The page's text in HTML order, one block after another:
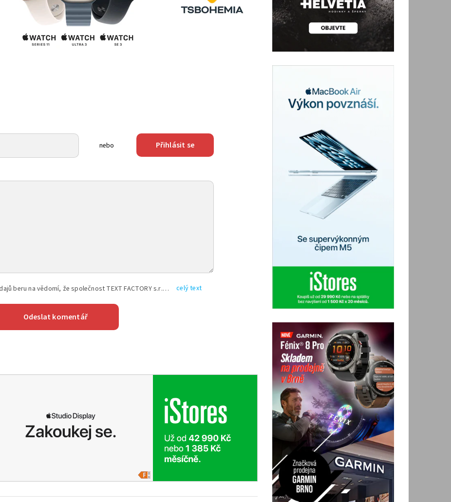
nebo Přihlásit se
Vyplněním shora uvedených údajů beru na vědomí, že společnost TEXT FACTORY s.r.o., sídlem Brno, Durďákova 336/29, Černá Pole, PSČ: 613 00, IČ: 06157831, zapsané u Krajského soudu v Brně, oddíl C, vložka 100399, bude zpracovávat mé osobní údaje uvedené v rámci mnou vyplněného registračního formuláře na základě oprávněných zájmů TEXT FACTORY s.r.o. dle čl. 6 odst. 1 písm. f) GDPR a pro splnění právních povinností (čl. 6 odst. 1 písm. c) GDPR), a to pro tyto účely: nezbytnost zajistit oprávnění návštěvníka webových stránek provozovaných společností TEXT FACTORY s.r.o. přispívat aktivně ke zveřejněným článkům nebo v rámci diskusních fór a výkon práv TEXT FACTORY s.r.o. jako administrátora těchto diskusních fór. Více informací o zpracování osobních údajů a právech lze nalézt v celý text